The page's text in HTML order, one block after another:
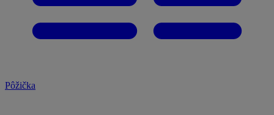
Pôžička